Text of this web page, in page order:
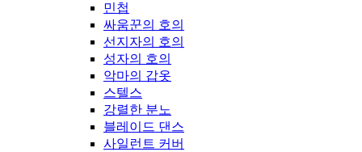
민첩
싸움꾼의 호의
선지자의 호의
성자의 호의
악마의 갑옷
스텔스
강렬한 분노
블레이드 댄스
사일런트 커버